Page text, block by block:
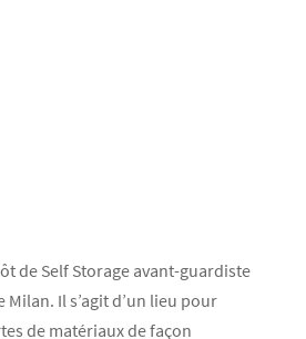
de Self Storage avant-guardiste
Milan. Il s’agit d’un lieu pour
de matériaux de façon